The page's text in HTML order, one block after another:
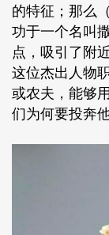
的特征；那么
功于一个名叫
点，吸引了附
这位杰出人物
或农夫，能够
们为何要投奔